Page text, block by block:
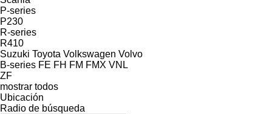
P-series
P230
R-series
R410
Suzuki Toyota Volkswagen Volvo
B-series FE FH FM FMX VNL
ZF
mostrar todos
Ubicación
Radio de búsqueda